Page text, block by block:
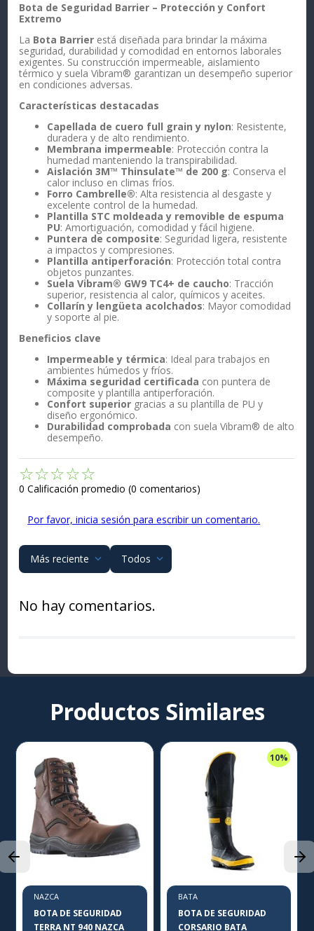
Bota de Seguridad Barrier – Protección y Confort
Extremo
La Bota Barrier está diseñada para brindar la máxima
seguridad, durabilidad y comodidad en entornos laborales
exigentes. Su construcción impermeable, aislamiento
térmico y suela Vibram® garantizan un desempeño superior
en condiciones adversas.
Características destacadas
Capellada de cuero full grain y nylon: Resistente,
duradera y de alto rendimiento.
Membrana impermeable: Protección contra la
humedad manteniendo la transpirabilidad.
Aislación 3M™ Thinsulate™ de 200 g: Conserva el
calor incluso en climas fríos.
Forro Cambrelle®: Alta resistencia al desgaste y
excelente control de la humedad.
Plantilla STC moldeada y removible de espuma
PU: Amortiguación, comodidad y fácil higiene.
Puntera de composite: Seguridad ligera, resistente
a impactos y compresiones.
Plantilla antiperforación: Protección total contra
objetos punzantes.
Suela Vibram® GW9 TC4+ de caucho: Tracción
superior, resistencia al calor, químicos y aceites.
Collarín y lengüeta acolchados: Mayor comodidad
y soporte al pie.
Beneficios clave
Impermeable y térmica: Ideal para trabajos en
ambientes húmedos y fríos.
Máxima seguridad certificada con puntera de
composite y plantilla antiperforación.
Confort superior gracias a su plantilla de PU y
diseño ergonómico.
Durabilidad comprobada con suela Vibram® de alto
desempeño.
☆☆☆☆☆
0 Calificación promedio (0 comentarios)
Por favor, inicia sesión para escribir un comentario.
Más reciente Todos
No hay comentarios.
Productos Similares
NAZCA
BOTA DE SEGURIDAD
TERRA NT 940 NAZCA
10%
BATA
BOTA DE SEGURIDAD
CORSARIO BATA